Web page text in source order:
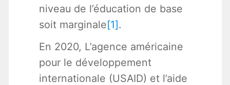
niveau de l’éducation de base
soit marginale[1].
En 2020, L’agence américaine
pour le développement
internationale (USAID) et l’aide